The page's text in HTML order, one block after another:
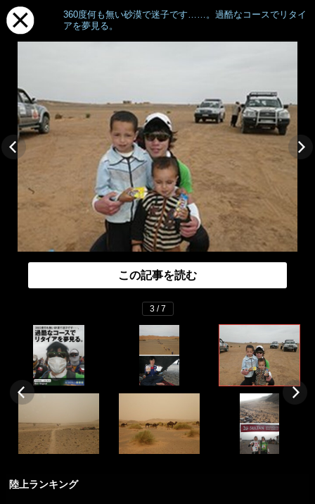
360度何も無い砂漠で迷子です……。過酷なコースでリタイ
アを夢見る。
この記事を読む
3 / 7
陸上ランキング